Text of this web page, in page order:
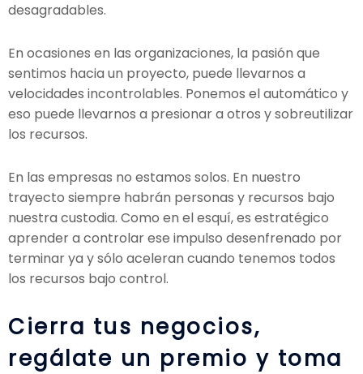
desagradables.
En ocasiones en las organizaciones, la pasión que
sentimos hacia un proyecto, puede llevarnos a
velocidades incontrolables. Ponemos el automático y
eso puede llevarnos a presionar a otros y sobreutilizar
los recursos.
En las empresas no estamos solos. En nuestro
trayecto siempre habrán personas y recursos bajo
nuestra custodia. Como en el esquí, es estratégico
aprender a controlar ese impulso desenfrenado por
terminar ya y sólo aceleran cuando tenemos todos
los recursos bajo control.
Cierra tus negocios,
regálate un premio y toma